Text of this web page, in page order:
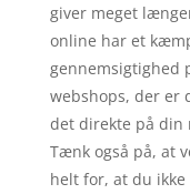
giver meget
online har et
gennemsigtighed
webshops, der er
det direkte på din
Tænk også på, at
helt for, at du